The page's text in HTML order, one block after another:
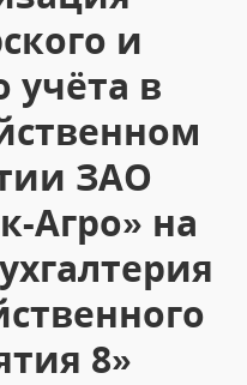
и
учёта в
ЗАО
Агро» на
8»